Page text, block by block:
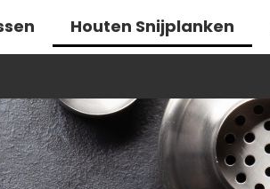
Houten Snijplanken